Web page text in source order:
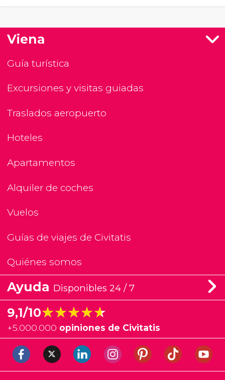
Viena
Guía turística
Excursiones y visitas guiadas
Traslados aeropuerto
Hoteles
Apartamentos
Alquiler de coches
Vuelos
Guías de viajes de Civitatis
Quiénes somos
Ayuda Disponibles 24 / 7
9,1/10★★★★★
★★★★★
+5.000.000 opiniones de Civitatis